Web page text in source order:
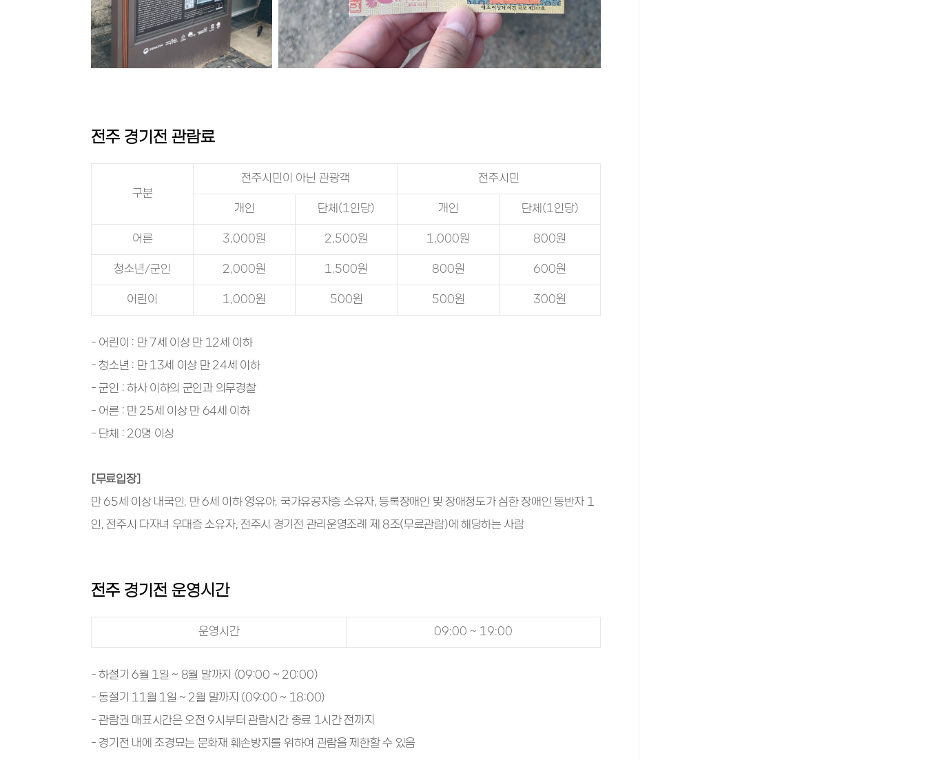
전주 경기전 관람료
구분
전주시민이 아닌 관광객
전주시민
개인
단체(1인당) 개인
단체(1인당)
어른
3,000원 2,500원 1,000원
800원
청소년/군인
2,000원 1,500원 800원
600원
어린이
1,000원 500원 500원 300원
- 어린이 : 만 7세 이상 만 12세 이하
- 청소년 : 만 13세 이상 만 24세 이하
- 군인 : 하사 이하의 군인과 의무경찰
- 어른 : 만 25세 이상 만 64세 이하
- 단체 : 20명 이상
[무료입장]
만 65세 이상 내국인, 만 6세 이하 영유아, 국가유공자증 소유자, 등록장애인 및 장애정도가 심한 장애인 동반자 1
인, 전주시 다자녀 우대증 소유자, 전주시 경기전 관리운영조례 제 8조(무료관람)에 해당하는 사람
전주 경기전 운영시간
운영시간 09:00 ~ 19:00
- 하절기 6월 1일 ~ 8월 말까지 (09:00 ~ 20:00)
- 동절기 11월 1일 ~ 2월 말까지 (09:00 ~ 18:00)
- 관람권 매표시간은 오전 9시부터 관람시간 종료 1시간 전까지
- 경기전 내에 조경묘는 문화재 훼손방지를 위하여 관람을 제한할 수 있음